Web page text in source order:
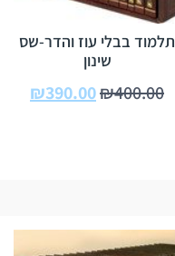
תלמוד בבלי עוז והדר-שס
שינון
₪400.00
₪390.00